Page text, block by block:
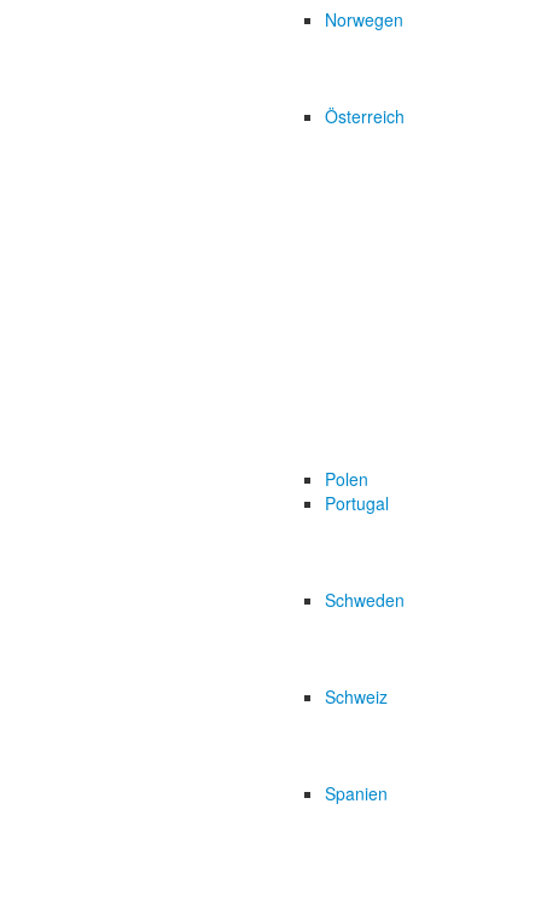
Norwegen
Österreich
Polen
Portugal
Schweden
Schweiz
Spanien